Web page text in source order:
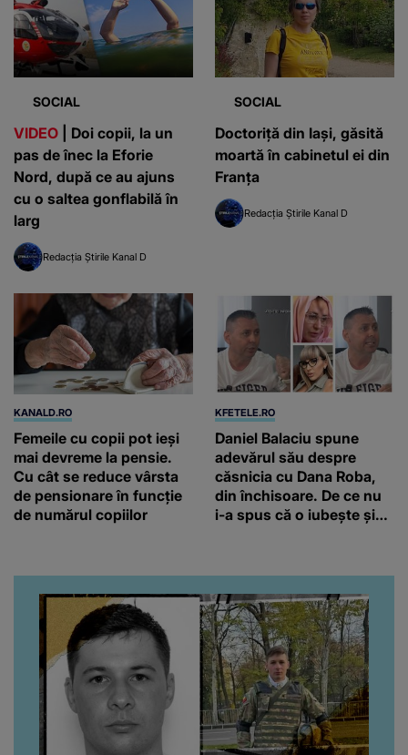
SOCIAL
VIDEO | Doi copii, la un
pas de înec la Eforie
Nord, după ce au ajuns
cu o saltea gonflabilă în
larg
Redacția Știrile Kanal D
SOCIAL
Doctoriță din Iași, găsită
moartă în cabinetul ei din
Franța
Redacția Știrile Kanal D
KANALD.RO
Femeile cu copii pot ieși
mai devreme la pensie.
Cu cât se reduce vârsta
de pensionare în funcție
de numărul copiilor
KFETELE.RO
Daniel Balaciu spune
adevărul său despre
căsnicia cu Dana Roba,
din închisoare. De ce nu
i-a spus că o iubește și
“Am suflet mare. Eu am
ajutat-o.”